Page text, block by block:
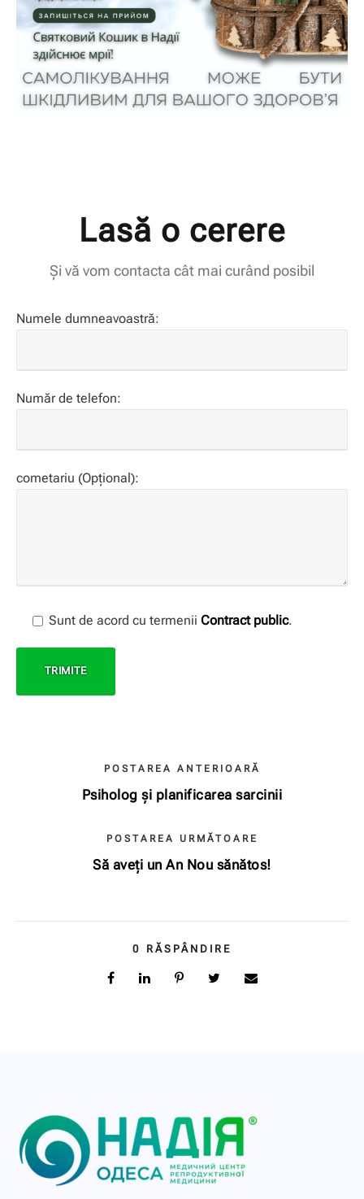
Lasă o cerere
Și vă vom contacta cât mai curând posibil
Numele dumneavoastră:
Număr de telefon:
cometariu (Opțional):
Sunt de acord cu termenii Contract public.
POSTAREA ANTERIOARĂ
Psiholog și planificarea sarcinii
POSTAREA URMĂTOARE
Să aveți un An Nou sănătos!
0 RĂSPÂNDIRE